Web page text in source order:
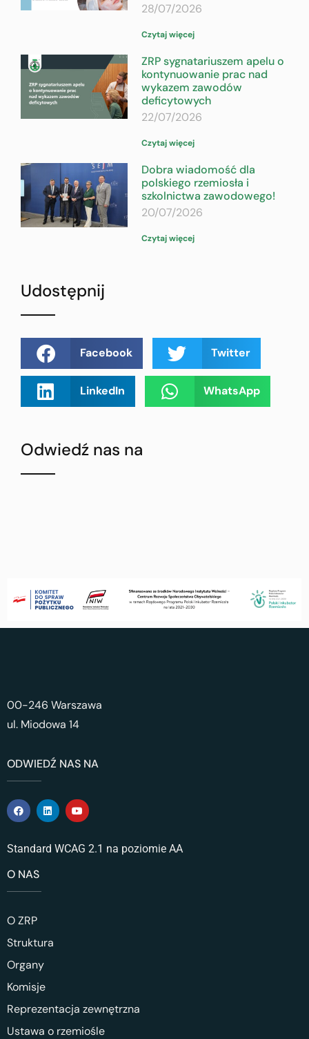
28/07/2026
Czytaj więcej
ZRP sygnatariuszem apelu o
kontynuowanie prac nad
wykazem zawodów
deficytowych
22/07/2026
Czytaj więcej
Dobra wiadomość dla
polskiego rzemiosła i
szkolnictwa zawodowego!
20/07/2026
Czytaj więcej
Udostępnij
Facebook Twitter
LinkedIn WhatsApp
Odwiedź nas na
00-246 Warszawa
ul. Miodowa 14
ODWIEDŹ NAS NA
Standard WCAG 2.1 na poziomie AA
O NAS
O ZRP
Struktura
Organy
Komisje
Reprezentacja zewnętrzna
Ustawa o rzemiośle